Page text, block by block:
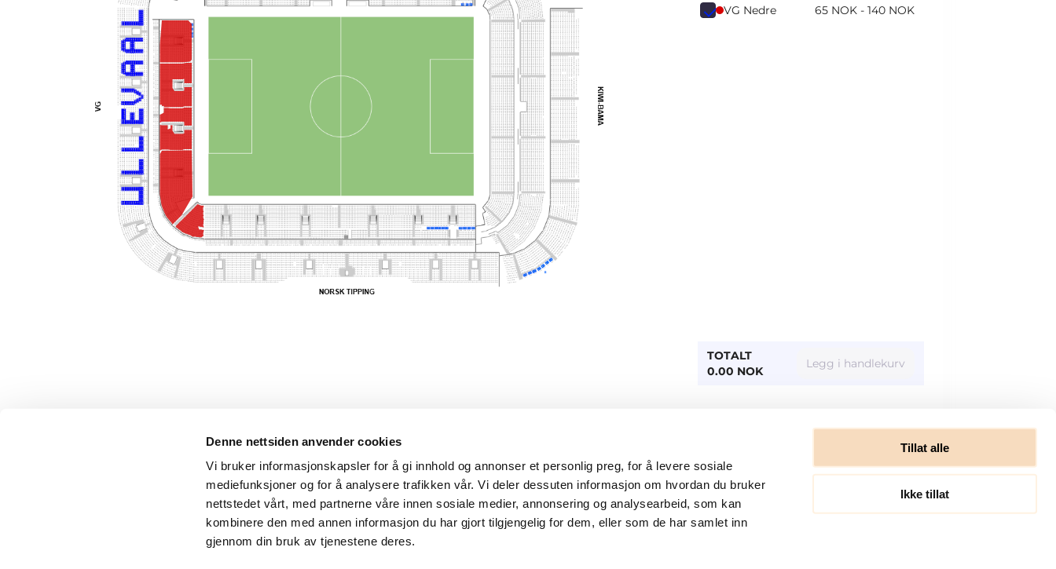
Denne nettsiden anvender cookies
Vi bruker informasjonskapsler for å gi innhold og annonser et personlig preg, for å levere sosiale
mediefunksjoner og for å analysere trafikken vår. Vi deler dessuten informasjon om hvordan du bruker
nettstedet vårt, med partnerne våre innen sosiale medier, annonsering og analysearbeid, som kan
kombinere den med annen informasjon du har gjort tilgjengelig for dem, eller som de har samlet inn
gjennom din bruk av tjenestene deres.
Tillat alle
Ikke tillat
VG Nedre 65 NOK - 140 NOK
TOTALT
0.00 NOK
Legg i handlekurv